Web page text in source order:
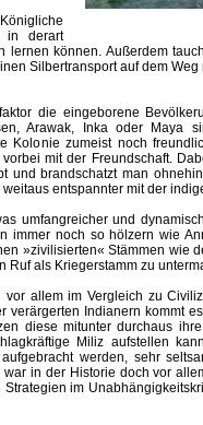
in derart
lernen können. Außerdem
Silbertransport auf dem Weg
die eingeborene
Arawak, Inka oder Maya
Kolonie zumeist noch
mit der Freundschaft.
und brandschatzt man
entspannter mit der
umfangreicher und
immer noch so hölzern wie
»zivilisierten« Stämmen wie
Ruf als Kriegerstamm zu
allem im Vergleich zu
verärgerten Indianern kommt
diese mitunter durchaus
Miliz aufstellen
werden, sehr
in der Historie doch vor
im